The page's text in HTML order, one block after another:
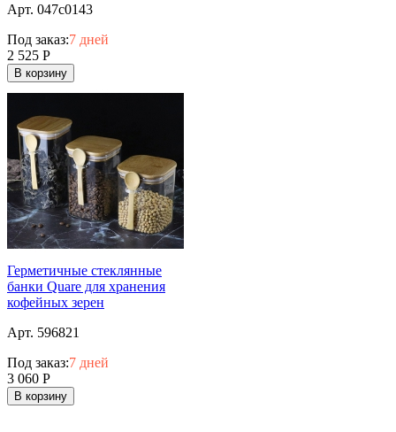
Арт. 047c0143
Под заказ:7 дней
2 525 Р
В корзину
Герметичные стеклянные
банки Quare для хранения
кофейных зерен
Арт. 596821
Под заказ:7 дней
3 060 Р
В корзину